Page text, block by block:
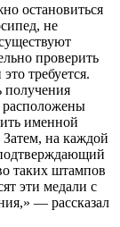
остановиться
не
проверить
требуется.
получения
расположены
именной
на каждой
таких штампов
эти медали с
— рассказал